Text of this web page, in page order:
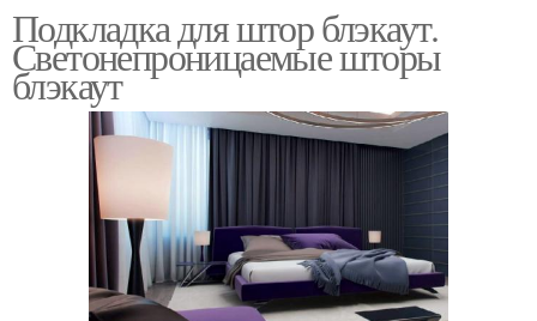
Подкладка для штор блэкаут.
Светонепроницаемые шторы
блэкаут